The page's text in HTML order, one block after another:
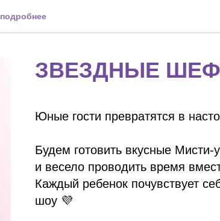
подробнее
ЗВЕЗДНЫЕ
Юные гости превратятся в
Будем готовить вкусные
и весело проводить время
Каждый ребенок почувствует
шоу 💜